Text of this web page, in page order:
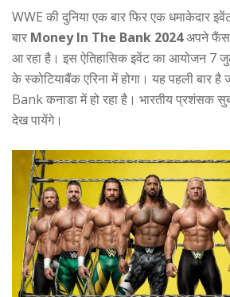
WWE की दुनिया एक बार फिर एक धमाकेदार
बार Money In The Bank 2024अपने फैंस
आ रहा है। इस ऐतिहासिक इवेंट का आयोजन 7
के स्कोटियाबैंक एरिना में होगा। यह पहली
Bank कनाडा में हो रहा है। भारतीय प्रशंसक
देख पायेंगे।